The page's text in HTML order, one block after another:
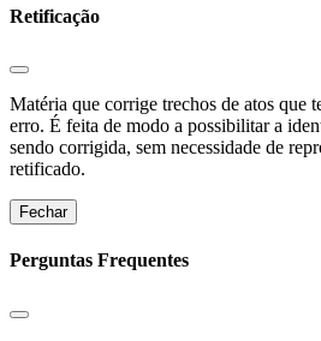
Retificação
Matéria que corrige trechos de atos que
erro. É feita de modo a possibilitar a
sendo corrigida, sem necessidade de
retificado.
Fechar
Perguntas Frequentes